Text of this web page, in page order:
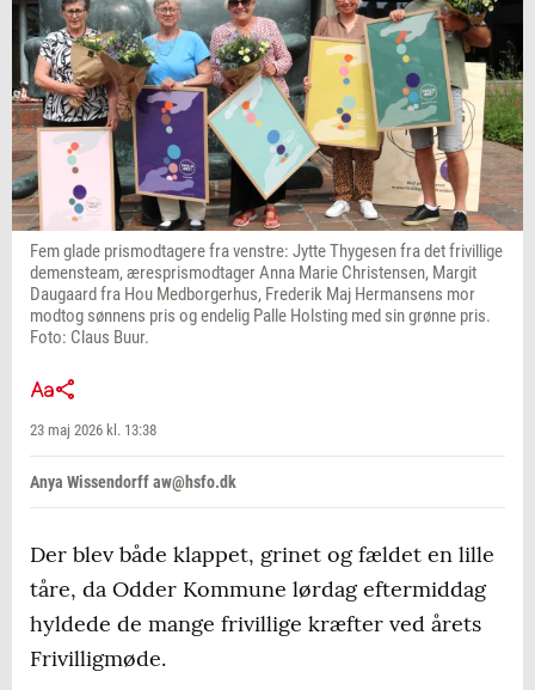
Fem glade prismodtagere fra venstre: Jytte Thygesen fra det frivillige
demensteam, æresprismodtager Anna Marie Christensen, Margit
Daugaard fra Hou Medborgerhus, Frederik Maj Hermansens mor
modtog sønnens pris og endelig Palle Holsting med sin grønne pris.
Foto: Claus Buur.
23 maj 2026 kl. 13:38
Anya Wissendorff aw@hsfo.dk
Der blev både klappet, grinet og fældet en lille
tåre, da Odder Kommune lørdag eftermiddag
hyldede de mange frivillige kræfter ved årets
Frivilligmøde.